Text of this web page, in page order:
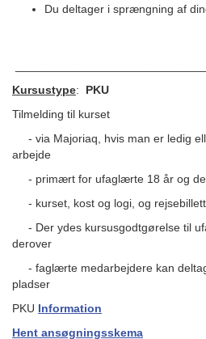
Du deltager i sprængning af
Kursustype: PKU
Tilmelding til kurset
- via Majoriaq, hvis man er ledig
arbejde
- primært for ufaglærte 18 år og
- kurset, kost og logi, og
- Der ydes kursusgodtgørelse til
derover
- faglærte medarbejdere kan
pladser
PKU Information
Hent ansøgningsskema